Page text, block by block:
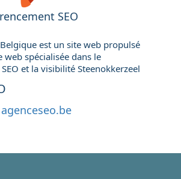
SEO
est un site web propulsé
web spécialisée dans le
et la visibilité Steenokkerzeel
agenceseo.be